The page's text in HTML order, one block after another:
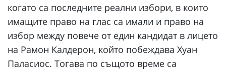
когато са последните реални избори, в които
имащите право на глас са имали и право на
избор между повече от един кандидат в лицето
на Рамон Калдерон, който побеждава Хуан
Паласиос. Тогава по същото време са